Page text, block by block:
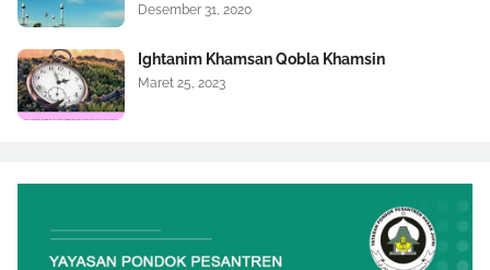
Desember 31, 2020
Ightanim Khamsan Qobla Khamsin
Maret 25, 2023